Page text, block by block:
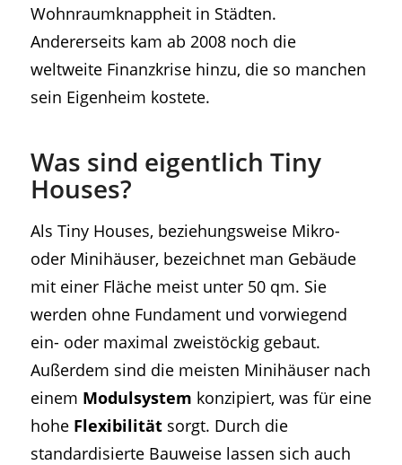
Wohnraumknappheit in Städten.
Andererseits kam ab 2008 noch die
weltweite Finanzkrise hinzu, die so manchen
sein Eigenheim kostete.
Was sind eigentlich Tiny
Houses?
Als Tiny Houses, beziehungsweise Mikro-
oder Minihäuser, bezeichnet man Gebäude
mit einer Fläche meist unter 50 qm. Sie
werden ohne Fundament und vorwiegend
ein- oder maximal zweistöckig gebaut.
Außerdem sind die meisten Minihäuser nach
einem Modulsystem konzipiert, was für eine
hohe Flexibilitätsorgt. Durch die
standardisierte Bauweise lassen sich auch